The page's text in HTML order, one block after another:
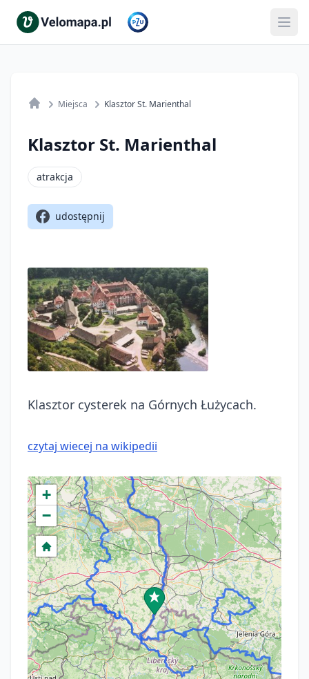
Miejsca Klasztor St. Marienthal
Klasztor St. Marienthal
atrakcja
udostępnij
Klasztor cysterek na Górnych Łużycach.
czytaj wiecej na wikipedii
+
−